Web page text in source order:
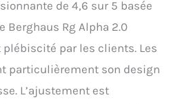
de 4,6 sur 5 basée
Berghaus Rg Alpha 2.0
par les clients. Les
particulièrement son design
L’ajustement est